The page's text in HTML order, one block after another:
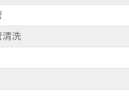
清洗